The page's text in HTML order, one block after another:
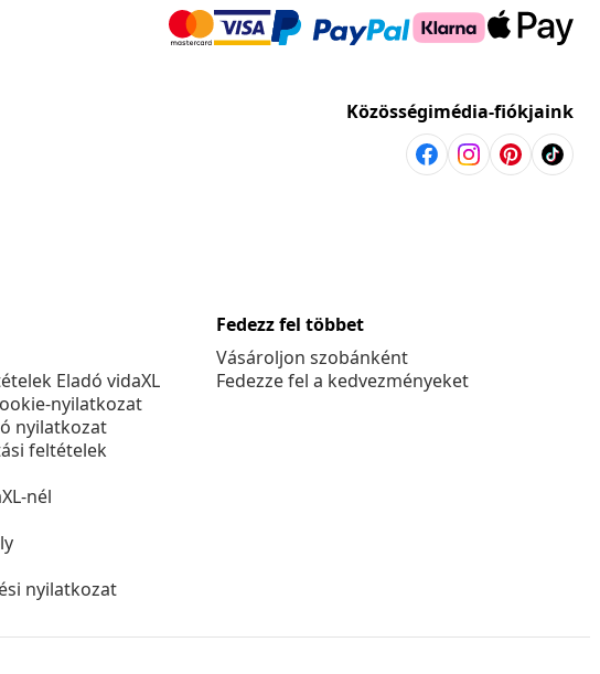
Közösségimédia-fiókjaink
Eladó vidaXL
nyilatkozat
nyilatkozat
feltételek
nél
nyilatkozat
Fedezz fel többet
Vásároljon szobánként
Fedezze fel a kedvezményeket